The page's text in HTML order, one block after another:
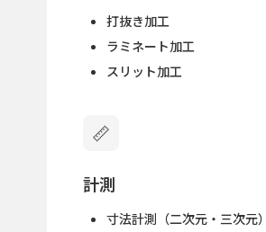
打抜き加工
ラミネート加工
スリット加工
📏
計測
寸法計測（二次元・三次元）